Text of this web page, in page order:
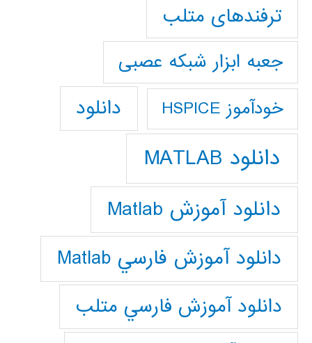
ترفندهای متلب
جعبه ابزار شبکه عصبی
خودآموز HSPICE دانلود
دانلود MATLAB
دانلود آموزش Matlab
دانلود آموزش فارسي Matlab
دانلود آموزش فارسي متلب